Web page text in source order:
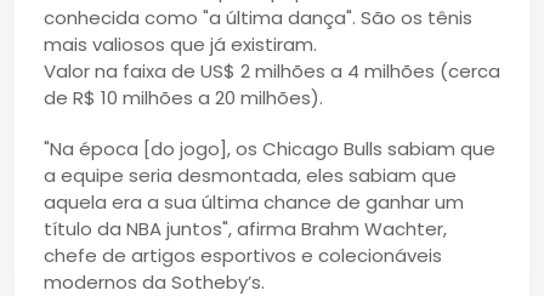
conhecida como "a última dança". São os tênis
mais valiosos que já existiram.
Valor na faixa de US$ 2 milhões a 4 milhões (cerca
de R$ 10 milhões a 20 milhões).
"Na época [do jogo], os Chicago Bulls sabiam que
a equipe seria desmontada, eles sabiam que
aquela era a sua última chance de ganhar um
título da NBA juntos", afirma Brahm Wachter,
chefe de artigos esportivos e colecionáveis
modernos da Sotheby’s.